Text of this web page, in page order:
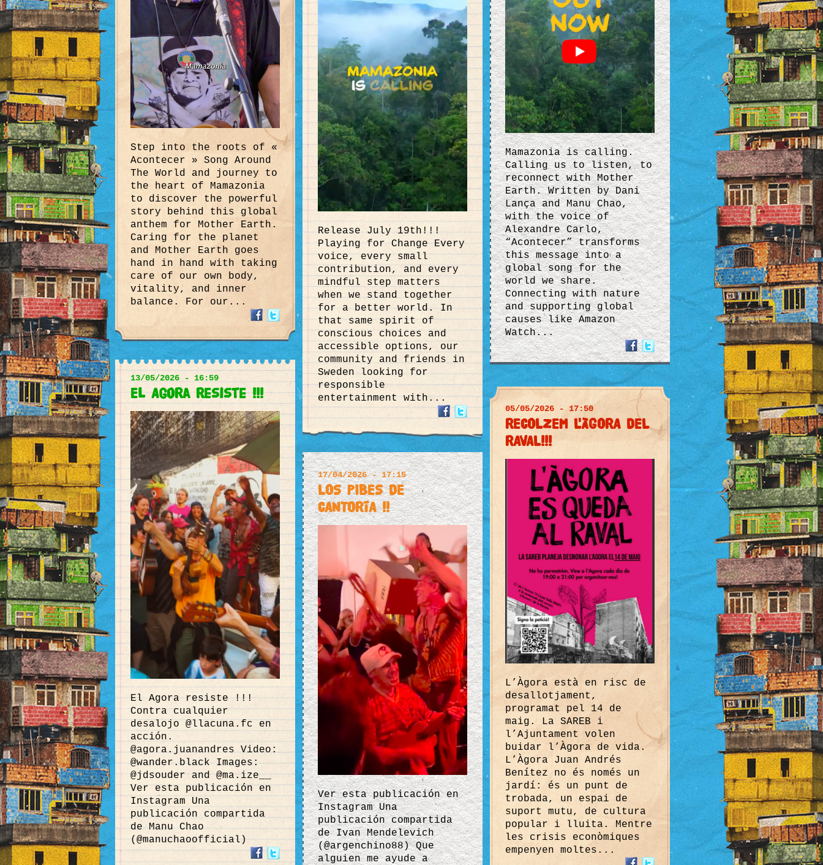
Step into the roots of «
Acontecer » Song Around
The World and journey to
the heart of Mamazonia
to discover the powerful
story behind this global
anthem for Mother Earth.
Caring for the planet
and Mother Earth goes
hand in hand with taking
care of our own body,
vitality, and inner
balance. For our...
Mamazonia is calling.
Calling us to listen, to
reconnect with Mother
Earth. Written by Dani
Lança and Manu Chao,
with the voice of
Alexandre Carlo,
“Acontecer” transforms
this message into a
global song for the
world we share.
Connecting with nature
and supporting global
causes like Amazon
Watch...
Release July 19th!!!
Playing for Change Every
voice, every small
contribution, and every
mindful step matters
when we stand together
for a better world. In
that same spirit of
conscious choices and
accessible options, our
community and friends in
Sweden looking for
responsible
entertainment with...
13/05/2026 - 16:59
El Agora resiste !!!
El Agora resiste !!!
Contra cualquier
desalojo @llacuna.fc en
acción.
@agora.juanandres Video:
@wander.black Images:
@jdsouder and @ma.ize__
Ver esta publicación en
Instagram Una
publicación compartida
de Manu Chao
(@manuchaoofficial)
05/05/2026 - 17:50
RECOLZEM L'ÀGORA DEL
RAVAL!!!
L’Àgora està en risc de
desallotjament,
programat pel 14 de
maig. La SAREB i
l’Ajuntament volen
buidar l’Àgora de vida.
L’Àgora Juan Andrés
Benítez no és només un
jardí: és un punt de
trobada, un espai de
suport mutu, de cultura
popular i lluita. Mentre
les crisis econòmiques
empenyen moltes...
17/04/2026 - 17:15
LOS PIBES DE
CANTORÍA !!
Ver esta publicación en
Instagram Una
publicación compartida
de Ivan Mendelevich
(@argenchino88) Que
alguien me ayude a